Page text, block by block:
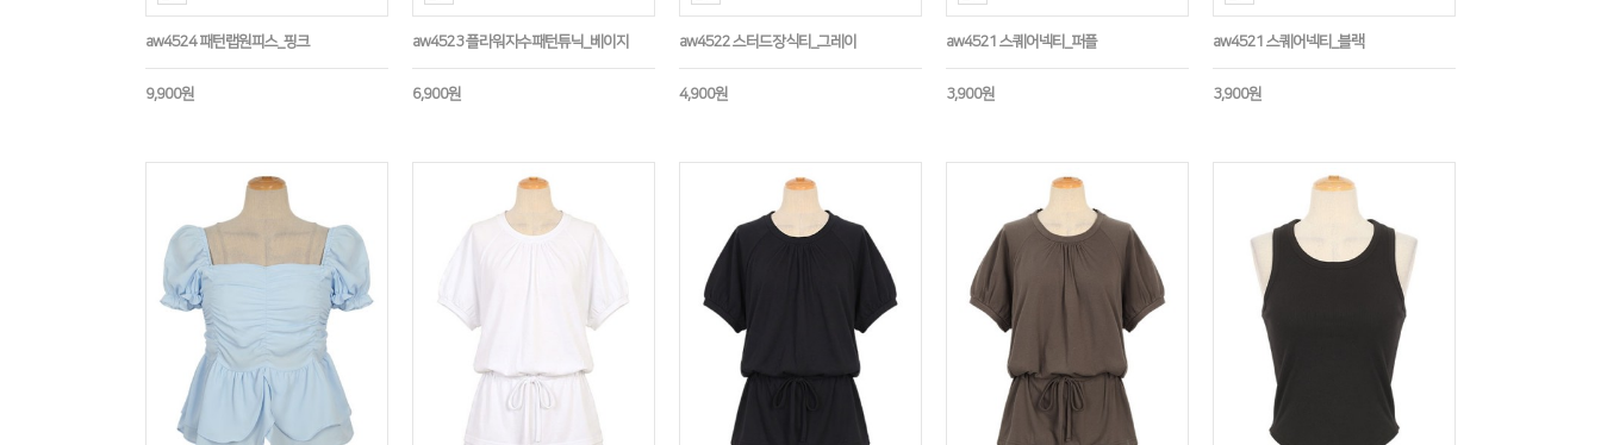
aw4524 패턴랩원피스_핑크
9,900원
aw4523 플라워자수패턴튜닉_베이지
6,900원
aw4522 스터드장식티_그레이
4,900원
aw4521 스퀘어넥티_퍼플
3,900원
aw4521 스퀘어넥티_블랙
3,900원